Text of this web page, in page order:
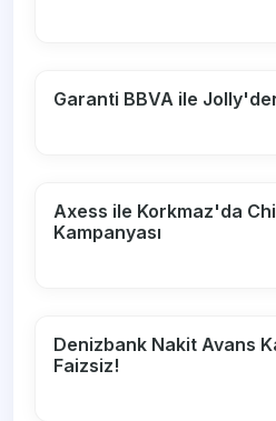
Garanti BBVA ile
Axess ile Korkmaz'da
Kampanyası
Denizbank Nakit Avans
Faizsiz!